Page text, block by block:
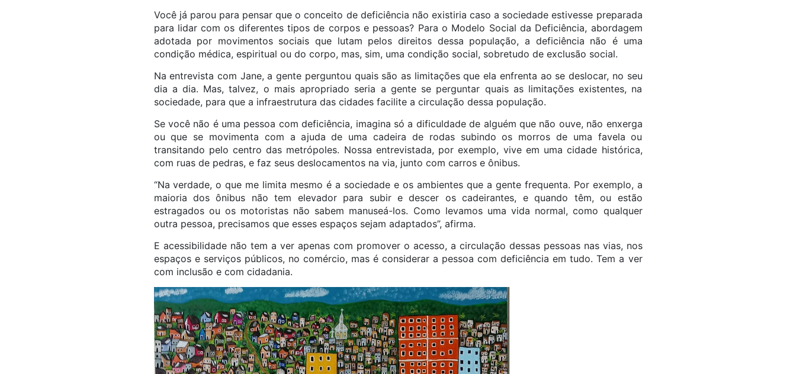
Você já parou para pensar que o conceito de deficiência não existiria caso a sociedade estivesse preparada
para lidar com os diferentes tipos de corpos e pessoas? Para o Modelo Social da Deficiência, abordagem
adotada por movimentos sociais que lutam pelos direitos dessa população, a deficiência não é uma
condição médica, espiritual ou do corpo, mas, sim, uma condição social, sobretudo de exclusão social.
Na entrevista com Jane, a gente perguntou quais são as limitações que ela enfrenta ao se deslocar, no seu
dia a dia. Mas, talvez, o mais apropriado seria a gente se perguntar quais as limitações existentes, na
sociedade, para que a infraestrutura das cidades facilite a circulação dessa população.
Se você não é uma pessoa com deficiência, imagina só a dificuldade de alguém que não ouve, não enxerga
ou que se movimenta com a ajuda de uma cadeira de rodas subindo os morros de uma favela ou
transitando pelo centro das metrópoles. Nossa entrevistada, por exemplo, vive em uma cidade histórica,
com ruas de pedras, e faz seus deslocamentos na via, junto com carros e ônibus.
“Na verdade, o que me limita mesmo é a sociedade e os ambientes que a gente frequenta. Por exemplo, a
maioria dos ônibus não tem elevador para subir e descer os cadeirantes, e quando têm, ou estão
estragados ou os motoristas não sabem manuseá-los. Como levamos uma vida normal, como qualquer
outra pessoa, precisamos que esses espaços sejam adaptados”, afirma.
E acessibilidade não tem a ver apenas com promover o acesso, a circulação dessas pessoas nas vias, nos
espaços e serviços públicos, no comércio, mas é considerar a pessoa com deficiência em tudo. Tem a ver
com inclusão e com cidadania.